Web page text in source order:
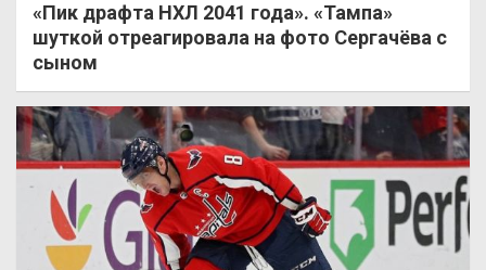
«Пик драфта НХЛ 2041 года». «Тампа»
шуткой отреагировала на фото Сергачёва с
сыном